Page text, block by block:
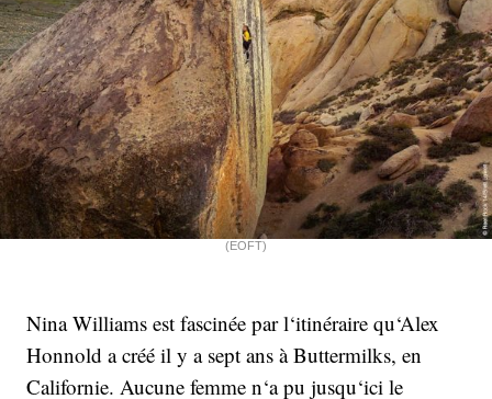
(EOFT)
Nina Williams est fascinée par l‘itinéraire qu‘Alex
Honnold a créé il y a sept ans à Buttermilks, en
Californie. Aucune femme n‘a pu jusqu‘ici le